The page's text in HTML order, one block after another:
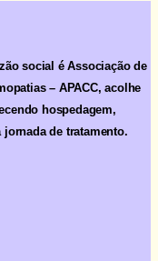
social éAssociação de
– APACC, acolhe
hospedagem,
de tratamento.